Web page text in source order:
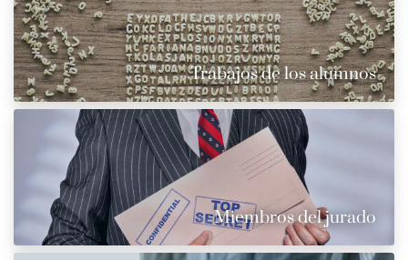
Trabajos de los alumnos
Miembros del jurado